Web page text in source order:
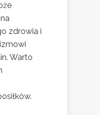
zdrowia i
Warto